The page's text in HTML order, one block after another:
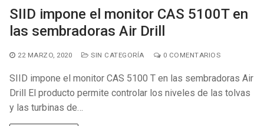
Empresa
Servicio Técnico
Videos
SIID impone el monitor CAS 5100T en
las sembradoras Air Drill
22 MARZO, 2020 SIN CATEGORÍA 0 COMENTARIOS
SIID impone el monitor CAS 5100 T en las sembradoras Air
Drill El producto permite controlar los niveles de las tolvas
y las turbinas de…